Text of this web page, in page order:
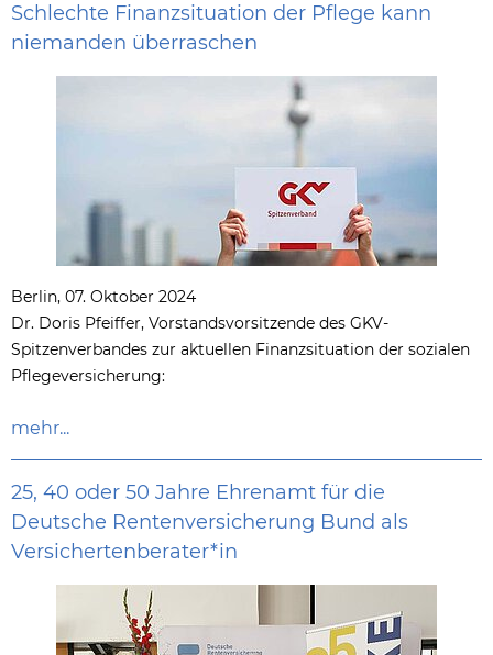
Schlechte Finanzsituation der Pflege kann
niemanden überraschen
Berlin, 07. Oktober 2024
Dr. Doris Pfeiffer, Vorstandsvorsitzende des GKV-
Spitzenverbandes zur aktuellen Finanzsituation der sozialen
Pflegeversicherung:
mehr...
25, 40 oder 50 Jahre Ehrenamt für die
Deutsche Rentenversicherung Bund als
Versichertenberater*in